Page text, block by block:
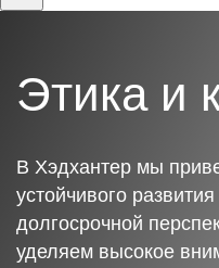
Этика и
В Хэдхантер мы
устойчивого
долгосрочной
уделяем высокое